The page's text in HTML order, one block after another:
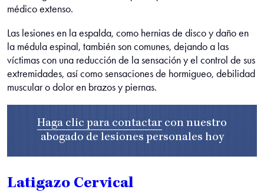
médico extenso.
Las lesiones en la espalda, como hernias de disco y daño en
la médula espinal, también son comunes, dejando a las
víctimas con una reducción de la sensación y el control de sus
extremidades, así como sensaciones de hormigueo, debilidad
muscular o dolor en brazos y piernas.
Haga clic para contactar con nuestro
abogado de lesiones personales hoy
Latigazo Cervical